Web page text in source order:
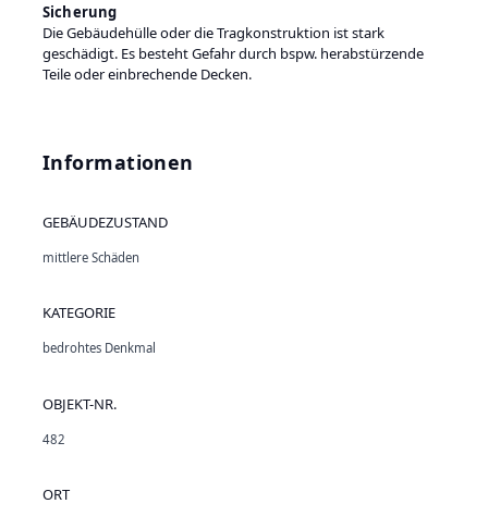
Sicherung
Die Gebäudehülle oder die Tragkonstruktion ist stark
geschädigt. Es besteht Gefahr durch bspw. herabstürzende
Teile oder einbrechende Decken.
Informationen
GEBÄUDEZUSTAND
mittlere Schäden
KATEGORIE
bedrohtes Denkmal
OBJEKT-NR.
482
ORT